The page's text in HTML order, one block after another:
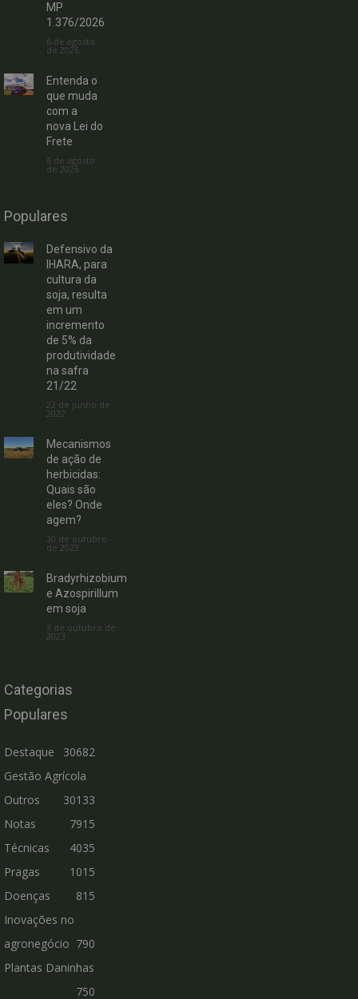
MP
1.376/2026
6 de agosto
de 2026
Entenda o
que muda
com a
nova Lei do
Frete
6 de agosto
de 2026
Populares
Defensivo da
IHARA, para
cultura da
soja, resulta
em um
incremento
de 5% da
produtividade
na safra
21/22
22 de junho de
2022
Mecanismos
de ação de
herbicidas:
Quais são
eles? Onde
agem?
30 de outubro
de 2023
Bradyrhizobium
e Azospirillum
em soja
3 de outubro de
2023
Categorias
Populares
Destaque
30682
Gestão Agrícola
30133
Outros
7915
Notas
Técnicas
4035
Pragas
1015
Doenças
815
Inovações no
agronegócio 790
Plantas Daninhas
750